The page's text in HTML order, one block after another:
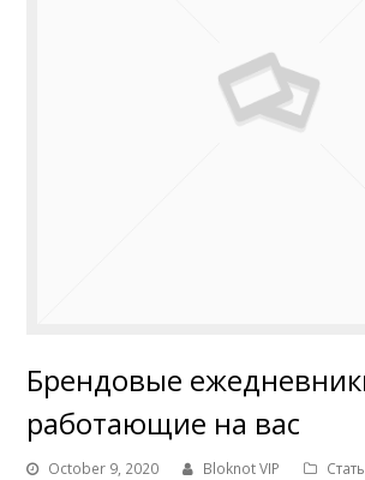
Брендовые
работающие на вас
October 9, 2020 Bloknot VIP